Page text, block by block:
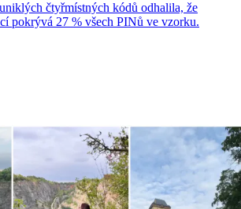
čtyřmístných kódů odhalila, že
pokrývá 27 % všech PINů ve vzorku.